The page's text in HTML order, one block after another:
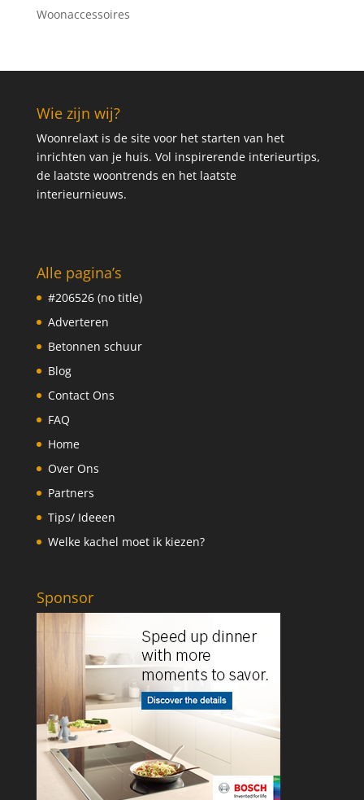
Woonaccessoires
Wie zijn wij?
Woonrelaxt is de site voor het starten van het
inrichten van je huis. Vol inspirerende interieurtips,
de laatste woontrends en het laatste
interieurnieuws.
Alle pagina’s
#206526 (no title)
Adverteren
Betonnen schuur
Blog
Contact Ons
FAQ
Home
Over Ons
Partners
Tips/ Ideeen
Welke kachel moet ik kiezen?
Sponsor